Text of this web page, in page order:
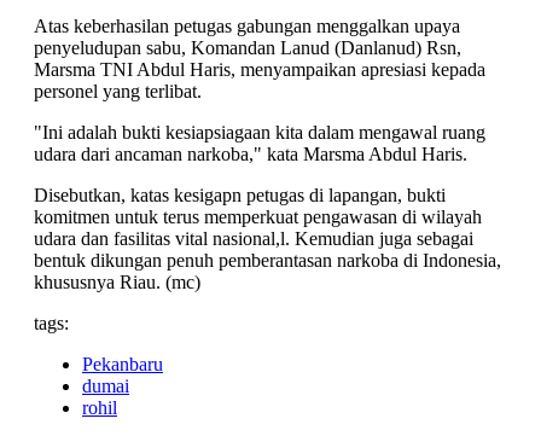
Atas keberhasilan petugas gabungan menggalkan upaya
penyeludupan sabu, Komandan Lanud (Danlanud) Rsn,
Marsma TNI Abdul Haris, menyampaikan apresiasi kepada
personel yang terlibat.
"Ini adalah bukti kesiapsiagaan kita dalam mengawal ruang
udara dari ancaman narkoba," kata Marsma Abdul Haris.
Disebutkan, katas kesigapn petugas di lapangan, bukti
komitmen untuk terus memperkuat pengawasan di wilayah
udara dan fasilitas vital nasional,l. Kemudian juga sebagai
bentuk dikungan penuh pemberantasan narkoba di Indonesia,
khususnya Riau. (mc)
tags:
Pekanbaru
dumai
rohil